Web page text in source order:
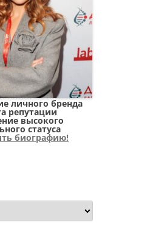
личного бренда
репутации
высокого
статуса
биографию!